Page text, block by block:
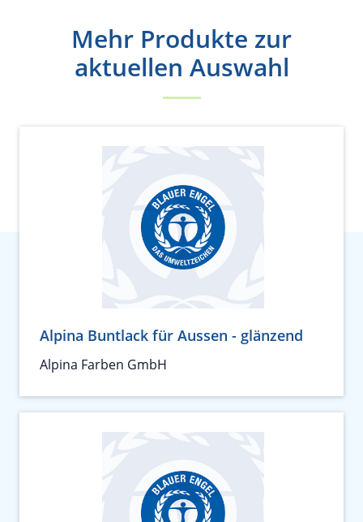
Mehr Produkte zur
aktuellen Auswahl
Alpina Buntlack für Aussen - glänzend
Alpina Farben GmbH